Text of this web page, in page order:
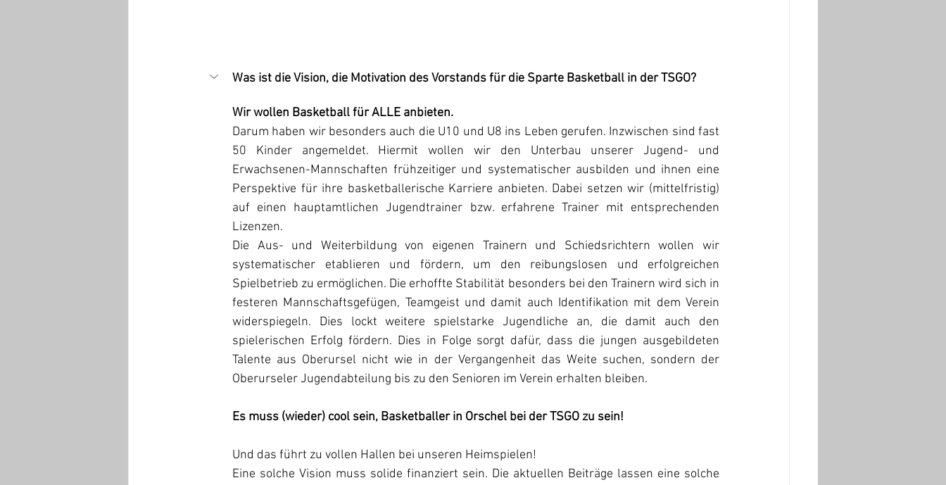
Was ist die Vision, die Motivation des Vorstands für die Sparte Basketball in der TSGO?
Wir wollen Basketball für ALLE anbieten.
Darum haben wir besonders auch die U10 und U8 ins Leben gerufen. Inzwischen sind fast
50 Kinder angemeldet. Hiermit wollen wir den Unterbau unserer Jugend- und
Erwachsenen-Mannschaften frühzeitiger und systematischer ausbilden und ihnen eine
Perspektive für ihre basketballerische Karriere anbieten. Dabei setzen wir (mittelfristig)
auf einen hauptamtlichen Jugendtrainer bzw. erfahrene Trainer mit entsprechenden
Lizenzen.
Die Aus- und Weiterbildung von eigenen Trainern und Schiedsrichtern wollen wir
systematischer etablieren und fördern, um den reibungslosen und erfolgreichen
Spielbetrieb zu ermöglichen. Die erhoffte Stabilität besonders bei den Trainern wird sich in
festeren Mannschaftsgefügen, Teamgeist und damit auch Identifikation mit dem Verein
widerspiegeln. Dies lockt weitere spielstarke Jugendliche an, die damit auch den
spielerischen Erfolg fördern. Dies in Folge sorgt dafür, dass die jungen ausgebildeten
Talente aus Oberursel nicht wie in der Vergangenheit das Weite suchen, sondern der
Oberurseler Jugendabteilung bis zu den Senioren im Verein erhalten bleiben.
Es muss (wieder) cool sein, Basketballer in Orschel bei der TSGO zu sein!
Und das führt zu vollen Hallen bei unseren Heimspielen!
Eine solche Vision muss solide finanziert sein. Die aktuellen Beiträge lassen eine solche